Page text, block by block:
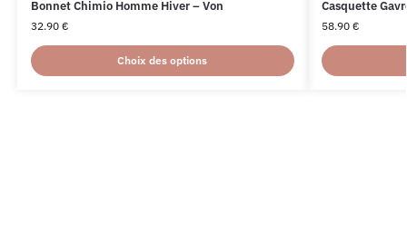
Bonnet Chimio Homme Hiver – Von
32.90 €
Choix des options
Casquette
58.90 €